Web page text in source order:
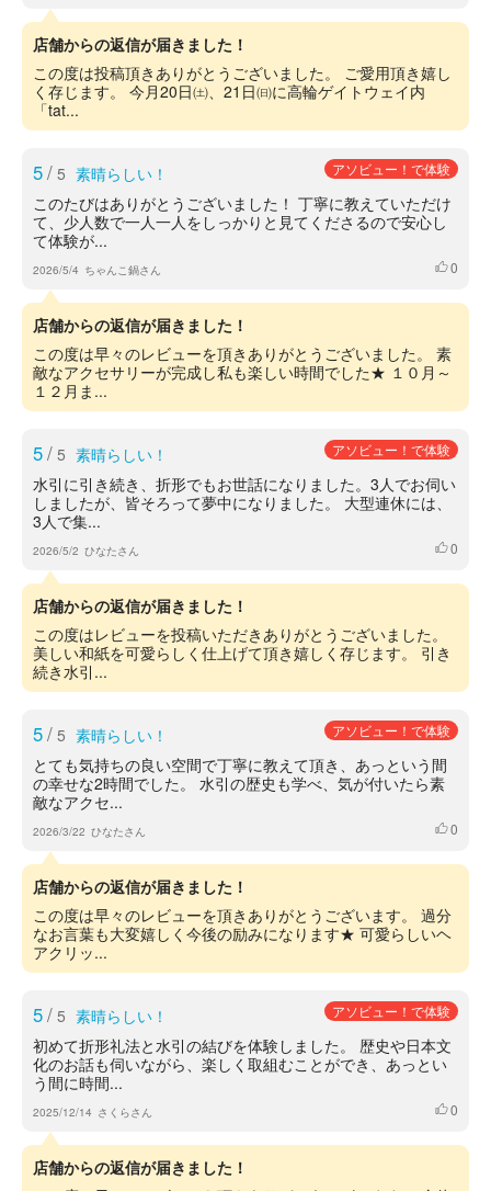
店舗からの返信が届きました！
この度は投稿頂きありがとうございました。 ご愛用頂き嬉し
く存じます。 今月20日㈯、21日㈰に高輪ゲイトウェイ内
「tat...
5/ 5 素晴らしい！ アソビュー！で体験
このたびはありがとうございました！ 丁寧に教えていただけ
て、少人数で一人一人をしっかりと見てくださるので安心し
て体験が...
2026/5/4 ちゃんこ鍋さん いいね
0
店舗からの返信が届きました！
この度は早々のレビューを頂きありがとうございました。 素
敵なアクセサリーが完成し私も楽しい時間でした★ １０月～
１２月ま...
5/ 5 素晴らしい！ アソビュー！で体験
水引に引き続き、折形でもお世話になりました。3人でお伺い
しましたが、皆そろって夢中になりました。 大型連休には、
3人で集...
2026/5/2 ひなたさん いいね
0
店舗からの返信が届きました！
この度はレビューを投稿いただきありがとうございました。
美しい和紙を可愛らしく仕上げて頂き嬉しく存じます。 引き
続き水引...
5/ 5 素晴らしい！ アソビュー！で体験
とても気持ちの良い空間で丁寧に教えて頂き、あっという間
の幸せな2時間でした。 水引の歴史も学べ、気が付いたら素
敵なアクセ...
2026/3/22 ひなたさん いいね
0
店舗からの返信が届きました！
この度は早々のレビューを頂きありがとうございます。 過分
なお言葉も大変嬉しく今後の励みになります★ 可愛らしいヘ
アクリッ...
5/ 5 素晴らしい！ アソビュー！で体験
初めて折形礼法と水引の結びを体験しました。 歴史や日本文
化のお話も伺いながら、楽しく取組むことができ、あっとい
う間に時間...
2025/12/14 さくらさん いいね
0
店舗からの返信が届きました！